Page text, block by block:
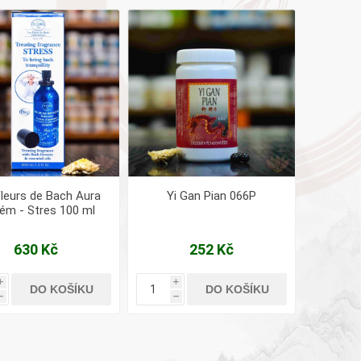
Health Link Mattisson JACK N JILL
de Bach Aura
- Stres 100 ml
630 Kč
DO KOŠÍKU
Yi Gan Pian 066P
252 Kč
i
h
DO KOŠÍKU